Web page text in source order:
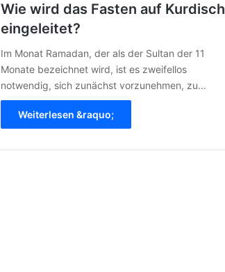
Wie wird das Fasten auf Kurdisch
eingeleitet?
Im Monat Ramadan, der als der Sultan der 11
Monate bezeichnet wird, ist es zweifellos
notwendig, sich zunächst vorzunehmen, zu…
Weiterlesen &raquo;